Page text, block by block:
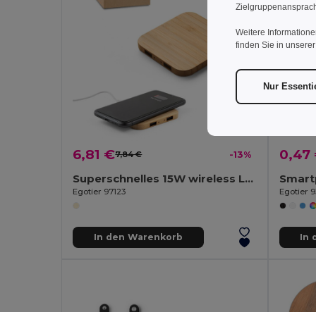
6,81 €7,84 € -13%
Superschnelles 15W wireless Ladegerät aus Bambus
Egotier 97123
In den Warenkorb
0,47
Egotier
In
Weitere
finden Sie in unserer
Nur